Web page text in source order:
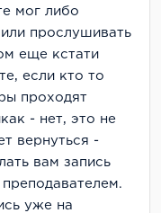
мог либо
прослушивать
еще кстати
если кто то
проходят
- нет, это не
вернуться -
вам запись
уже на